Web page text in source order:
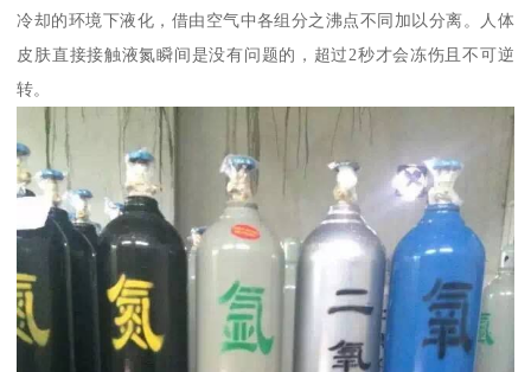
冷却的环境下液化，借由空气中各组分之沸点不同加以分离。人体
皮肤直接接触液氮瞬间是没有问题的，超过2秒才会冻伤且不可逆
转。